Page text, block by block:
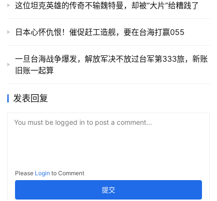
这位坦克英雄的传奇不输魏特曼，却被“大片”给糟践了
日本心怀仇恨！催促赶工造舰，要在台海打赢055
一旦台海战争爆发，解放军决不放过台军第333旅，新账
旧账一起算
发表回复
You must be logged in to post a comment...
Please Login to Comment
提交